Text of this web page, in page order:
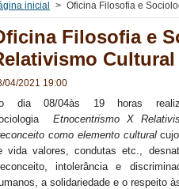
inicial > Oficina Filosofia e
Filosofia e
Cultural
04/2021 19:00
dia 08/04às 19 horas
Etnocentrismo X
como elemento cultural
vida valores, condutas etc.,
intolerância e
a solidariedade e o respeito